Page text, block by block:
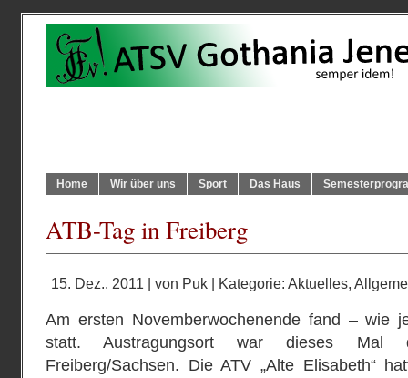
Home Wir über uns Sport Das Haus
ATB-Tag in Freiberg
15. Dez.. 2011 | von Puk | Kategorie: Aktuelles,
Am ersten Novemberwochenende fand – wie
statt. Austragungsort war dieses Mal
Freiberg/Sachsen. Die ATV „Alte Elisabeth“